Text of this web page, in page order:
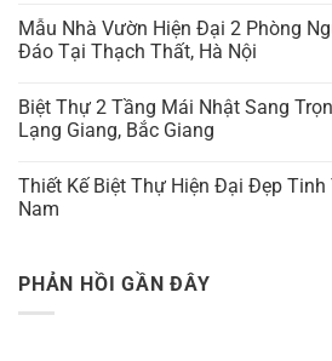
Mẫu Nhà Vườn Hiện Đại 2 Phòng
Đáo Tại Thạch Thất, Hà Nội
Biệt Thự 2 Tầng Mái Nhật Sang
Lạng Giang, Bắc Giang
Thiết Kế Biệt Thự Hiện Đại Đẹp Tinh
Nam
PHẢN HỒI GẦN ĐÂY